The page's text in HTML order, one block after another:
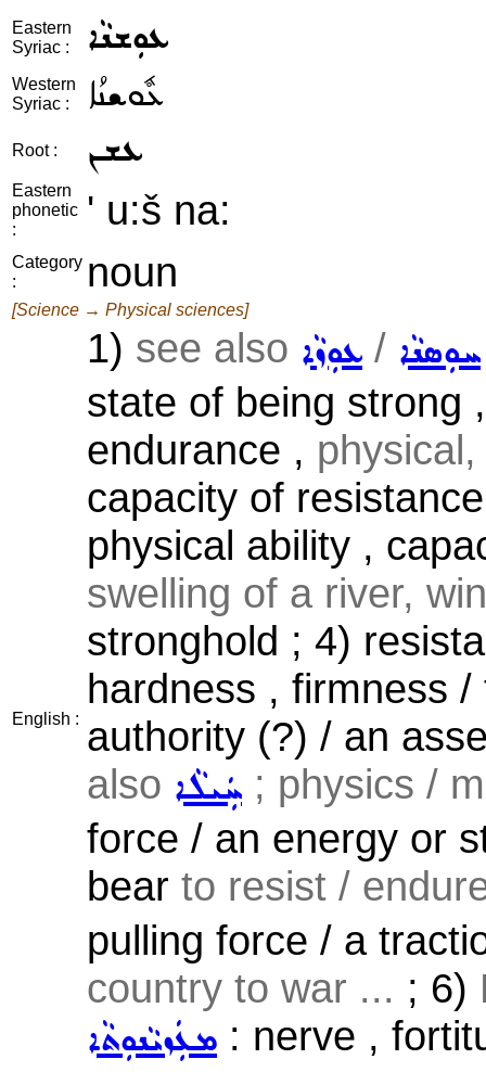
Eastern
Syriac :
ܥܘܼܫܢܵܐ
Western
Syriac :
ܥܽܘܫܢܳܐ
Root : ܥܫܢ
Eastern
phonetic
:
' u:š na:
Category
:
noun
[Science → Physical sciences]
English :
1) see also ܥܘܼܙܵܐ / ܚܘܼܣܢܵܐ
state of being strong
endurance ,
capacity of
physical ability ,
swelling of a river,
stronghold ; 4)
hardness , firmness
authority (?) / an
also ܚܲܝܠܵܐ ; physics /
force / an energy or
bear to resist /
pulling force / a
country to war ... ; 6)
ܡܥܲܙܝܵܢܘܼܬܵܐ : nerve ,